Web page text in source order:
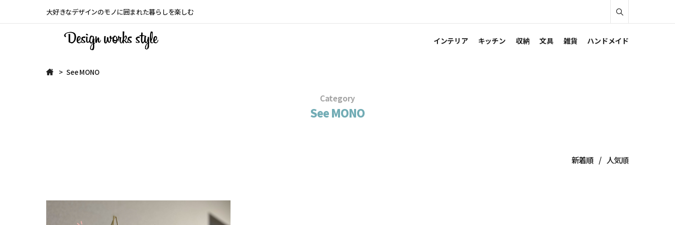
大好きなデザインのモノに囲まれた暮らしを楽しむ
インテリア キッチン 収納 文具 雑貨 ハンドメイド
See MONO
Category
See MONO
新着順 人気順